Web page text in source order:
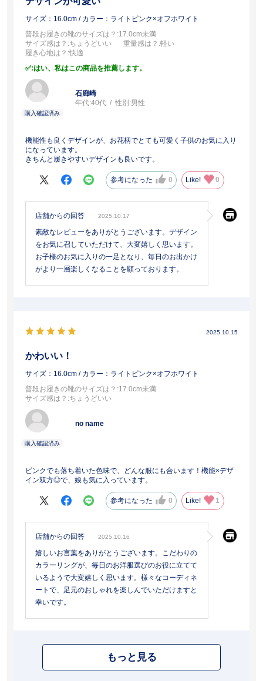
サイズ：16.0cm / カラー：ライトピンク×オフホワイト
普段お履きの靴のサイズは？ :17.0cm未満
サイズ感は？ :ちょうどいい 重量感は？ :軽い
履き心地は？ :快適
:はい、私はこの商品を推薦します。
石廊崎
年代:40代 性別:男性
機能性も良くデザインが、お花柄でとても可愛く子供のお気に入り
になっています。
きちんと履きやすいデザインも良いです。
参考になった 0 Like! 0
店舗からの回答 2025.10.17
素敵なレビューをありがとうございます。デザイン
をお気に召していただけて、大変嬉しく思います。
お子様のお気に入りの一足となり、毎日のお出かけ
がより一層楽しくなることを願っております。
2025.10.15
かわいい！
サイズ：16.0cm / カラー：ライトピンク×オフホワイト
普段お履きの靴のサイズは？ :17.0cm未満
サイズ感は？ :ちょうどいい
no name
ピンクでも落ち着いた色味で、どんな服にも合います！機能×デザ
イン双方◎で、娘も気に入っています。
参考になった 0 Like! 1
店舗からの回答 2025.10.16
嬉しいお言葉をありがとうございます。こだわりの
カラーリングが、毎日のお洋服選びのお役に立てて
いるようで大変嬉しく思います。様々なコーディネ
ートで、足元のおしゃれを楽しんでいただけますと
幸いです。
もっと見る